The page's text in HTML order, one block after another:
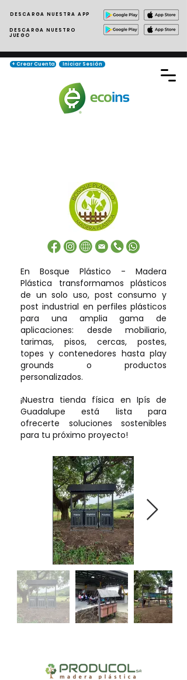
DESCARGA NUESTRA APP
DESCARGA NUESTRO
JUEGO
+ Crear Cuenta Iniciar Sesión
En Bosque Plástico - Madera
Plástica transformamos plásticos
de un solo uso, post consumo y
post industrial en perfiles plásticos
para una amplia gama de
aplicaciones: desde mobiliario,
tarimas, pisos, cercas, postes,
topes y contenedores hasta play
grounds o productos
personalizados.
¡Nuestra tienda física en Ipís de
Guadalupe está lista para
ofrecerte soluciones sostenibles
para tu próximo proyecto!